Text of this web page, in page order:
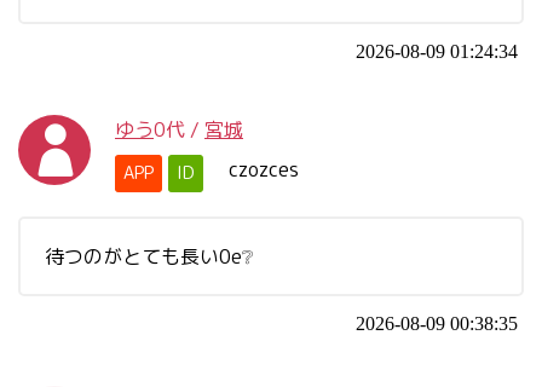
2026-08-09 01:24:34
ゆう0代 / 宮城
APP ID czozces
待つのがとても長い0e❔
2026-08-09 00:38:35